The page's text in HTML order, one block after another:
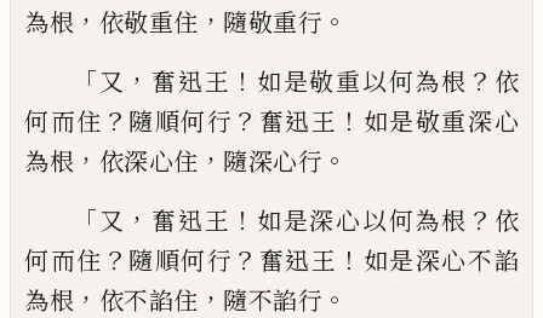
為根 ， 依敬重住 ， 隨敬重行 。
「又 ， 奮迅王 ！ 如是敬重以何為根 ？ 依
何而住 ？ 隨順何行 ？ 奮迅王 ！ 如是敬重深心
為根 ， 依深心住 ， 隨深心行 。
「又 ， 奮迅王 ！ 如是深心以何為根 ？ 依
何而住 ？ 隨順何行 ？ 奮迅王 ！ 如是深心不諂
為根 ， 依不諂住 ， 隨不諂行 。